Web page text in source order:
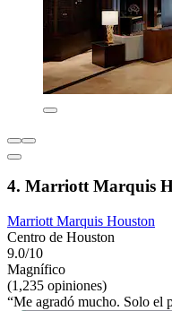
4. Marriott Marquis
Marriott Marquis Houston
Centro de Houston
9.0/10
Magnífico
(1,235 opiniones)
“Me agradó mucho. Solo el